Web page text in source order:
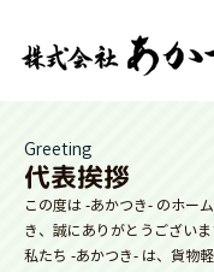
Greeting
代表挨拶
この度は -あかつき- のホー
き、誠にありがとうございま
私たち -あかつき- は、貨物